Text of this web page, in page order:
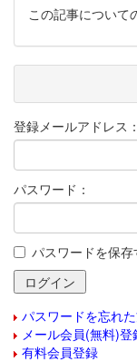
この記事について
登録メールアドレス：
パスワード：
パスワードを保存
パスワードを忘れ
メール会員(無料)登
有料会員登録